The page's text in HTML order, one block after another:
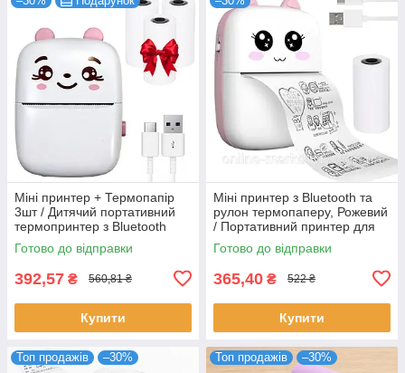
Міні принтер + Термопапір
3шт / Дитячий портативний
термопринтер з Bluetooth
Готово до відправки
392,57 ₴ 560,81 ₴
Купити
Міні принтер з Bluetooth та
рулон термопаперу, Рожевий
/ Портативний принтер для
телефону / Термопринтер
Готово до відправки
365,40 ₴ 522 ₴
Купити
Топ продажів –30% Топ продажів –30%